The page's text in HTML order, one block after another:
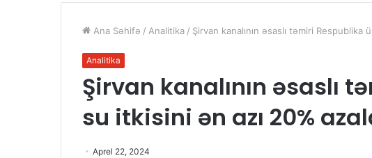
Ana Səhifə / Analitika / Şirvan kanalının əsaslı təmiri
Analitika
Şirvan kanalının əsaslı
su itkisini ən azı 20%
Aprel 22, 2024